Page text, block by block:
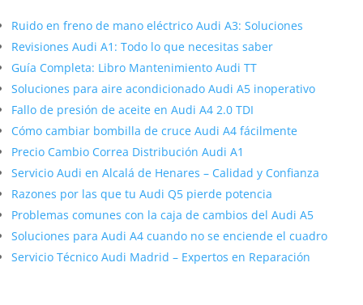
Ruido en freno de mano eléctrico Audi A3: Soluciones
Revisiones Audi A1: Todo lo que necesitas saber
Guía Completa: Libro Mantenimiento Audi TT
Soluciones para aire acondicionado Audi A5 inoperativo
Fallo de presión de aceite en Audi A4 2.0 TDI
Cómo cambiar bombilla de cruce Audi A4 fácilmente
Precio Cambio Correa Distribución Audi A1
Servicio Audi en Alcalá de Henares – Calidad y Confianza
Razones por las que tu Audi Q5 pierde potencia
Problemas comunes con la caja de cambios del Audi A5
Soluciones para Audi A4 cuando no se enciende el cuadro
Servicio Técnico Audi Madrid – Expertos en Reparación